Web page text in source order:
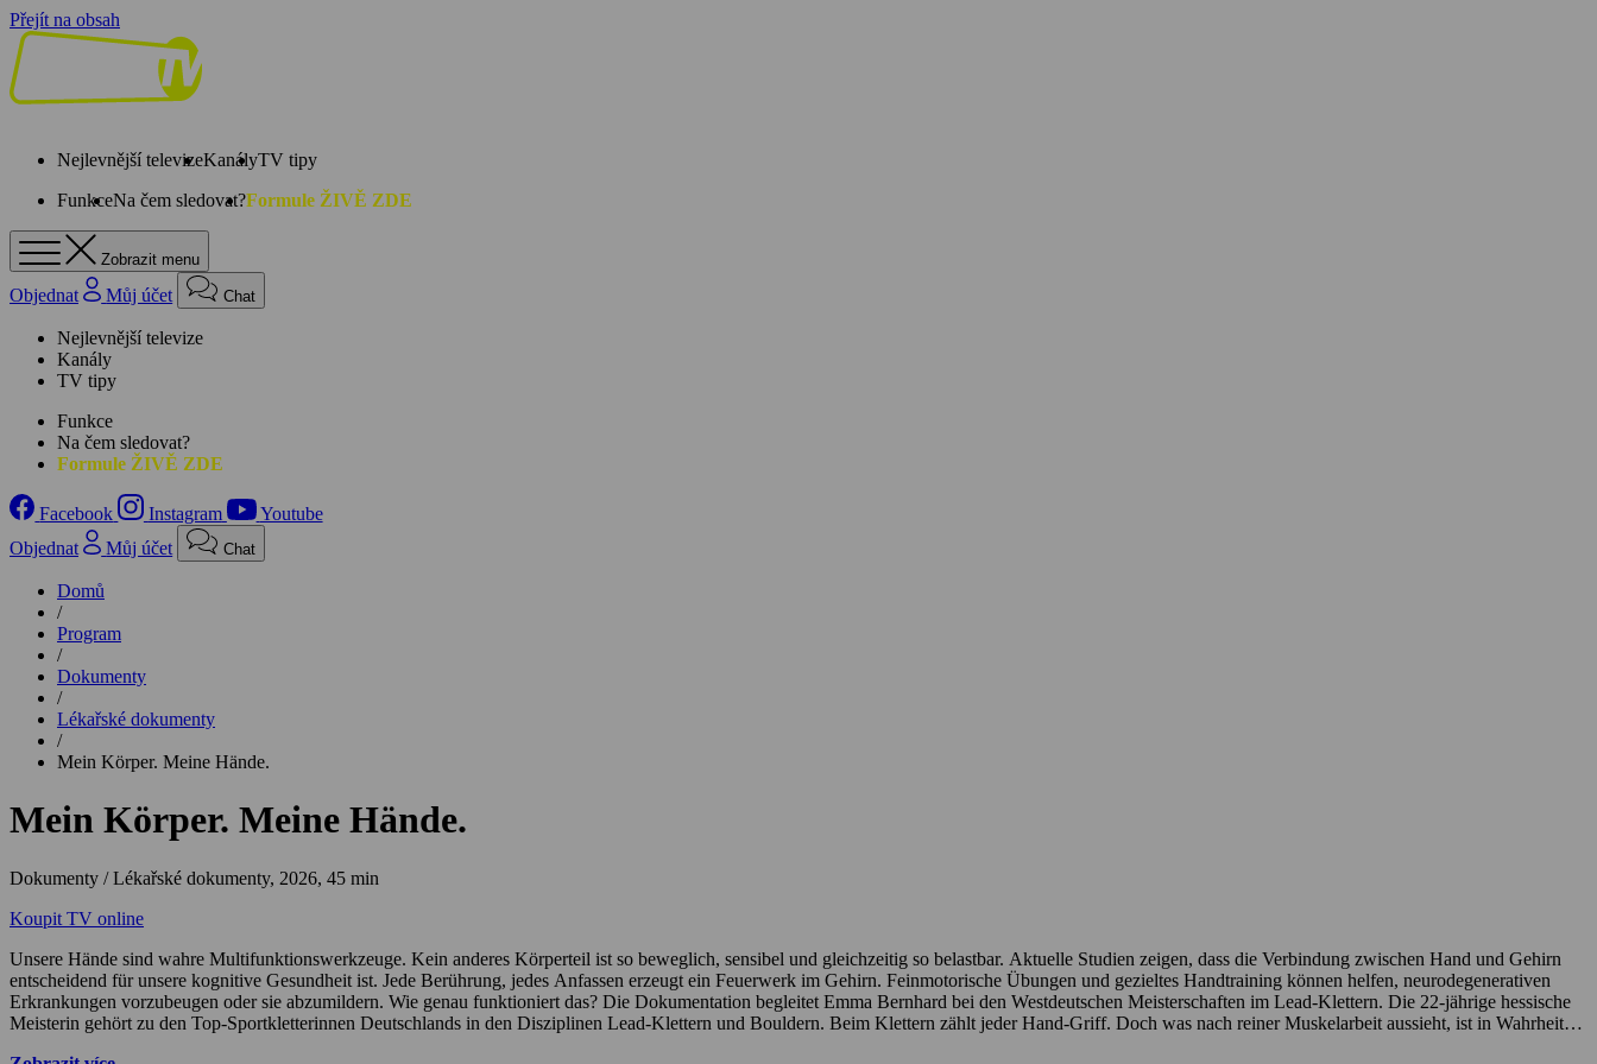
Přejít na obsah
Nejlevnější televizeKanályTV tipy
FunkceNa čem sledovat?Formule ŽIVĚ ZDE
Zobrazit menu
Objednat Můj účet Chat
Nejlevnější televize
Kanály
TV tipy
Funkce
Na čem sledovat?
Formule ŽIVĚ ZDE
Facebook Instagram
Youtube
Objednat
Můj účet Chat
Domů
/
Program
/
Dokumenty
/
Lékařské dokumenty
/
Mein Körper. Meine Hände.
Mein Körper. Meine Hände.
Dokumenty / Lékařské dokumenty, 2026, 45 min
Koupit TV online
Unsere Hände sind wahre Multifunktionswerkzeuge. Kein anderes Körperteil ist so beweglich, sensibel und gleichzeitig so belastbar. Aktuelle Studien zeigen, dass die Verbindung zwischen Hand und Gehirn
entscheidend für unsere kognitive Gesundheit ist. Jede Berührung, jedes Anfassen erzeugt ein Feuerwerk im Gehirn. Feinmotorische Übungen und gezieltes Handtraining können helfen, neurodegenerativen
Erkrankungen vorzubeugen oder sie abzumildern. Wie genau funktioniert das? Die Dokumentation begleitet Emma Bernhard bei den Westdeutschen Meisterschaften im Lead-Klettern. Die 22-jährige hessische
Meisterin gehört zu den Top-Sportkletterinnen Deutschlands in den Disziplinen Lead-Klettern und Bouldern. Beim Klettern zählt jeder Hand-Griff. Doch was nach reiner Muskelarbeit aussieht, ist in Wahrheit